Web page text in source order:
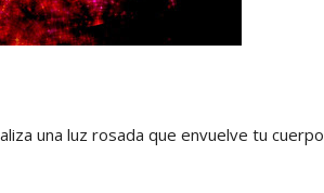
una luz rosada que envuelve tu cuerpo